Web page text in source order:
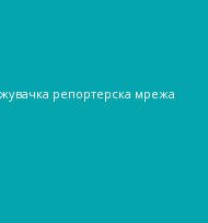
репортерска мрежа